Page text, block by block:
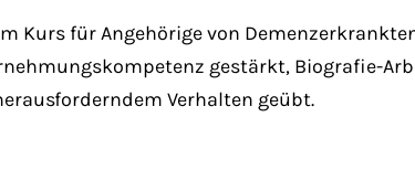
Kurs für Angehörige von
gestärkt, Biografie-
Verhalten geübt.